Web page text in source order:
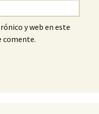
y web en este
comente.